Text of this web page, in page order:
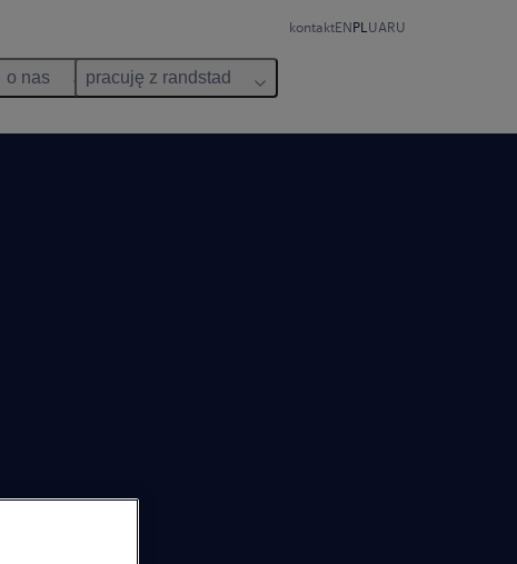
kontaktENPL UARU
o nas pracuję z randstad